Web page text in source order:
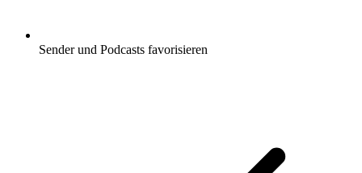
Sender und Podcasts favorisieren